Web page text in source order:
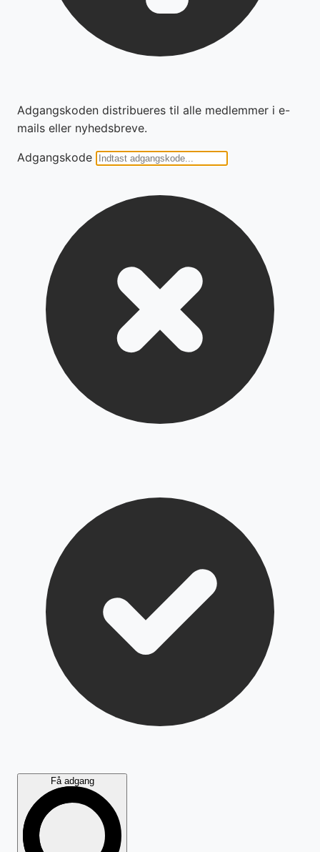
Adgangskoden distribueres til alle medlemmer i e-
mails eller nyhedsbreve.
Adgangskode
Få adgang